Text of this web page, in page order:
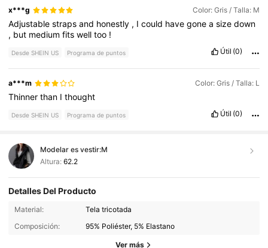
x***g Color: Gris / Talla: M
Adjustablestrapsand honestly , Icould havegoneasizedown
, but mediumfitswelltoo !
Desde SHEIN US Programa de puntos Útil (0)
a***m Color: Gris / Talla: L
Thinnerthan Ithought
Desde SHEIN US Programa de puntos Útil (0)
Modelar es vestir:M
Altura: 62.2
Detalles Del Producto
Material:
Tela tricotada
Composición:
95% Poliéster, 5% Elastano
Ver más
620K Seguidores